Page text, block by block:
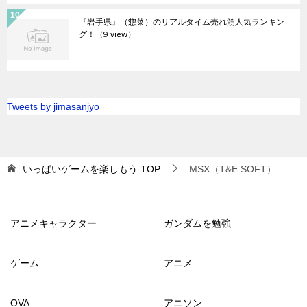
『岩手県』（惣菜）のリアルタイム売れ筋人気ランキン
グ！ （9 view）
Tweets by jimasanjyo
いっぱいゲームを楽しもう TOP MSX（T&E SOFT）
アニメキャラクター ガンダムを勉強
ゲーム アニメ
OVA アニソン